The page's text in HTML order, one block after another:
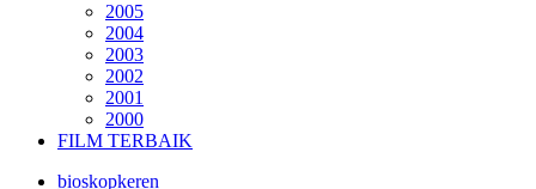
2005
2004
2003
2002
2001
2000
FILM TERBAIK
bioskopkeren